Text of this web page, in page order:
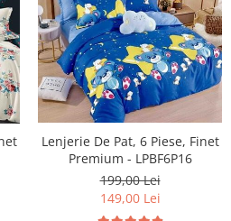
Lenjerie De Pat, 6 Piese, Finet
Premium - LPBF6P16
199,00 Lei
149,00 Lei